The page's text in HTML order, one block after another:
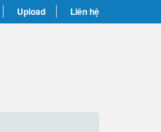
Upload Liên hệ